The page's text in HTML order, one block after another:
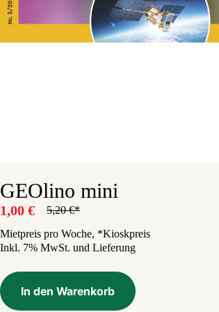
GEOlino mini
5,20€
Ursprünglicher
Preis
war:
1,00 €
Aktueller
Preis
ist:
Mietpreis pro Woche, *Kioskpreis
Inkl. 7% MwSt. und Lieferung
In den Warenkorb